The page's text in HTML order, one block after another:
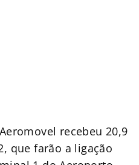
recebeu 20,9
que farão a ligação